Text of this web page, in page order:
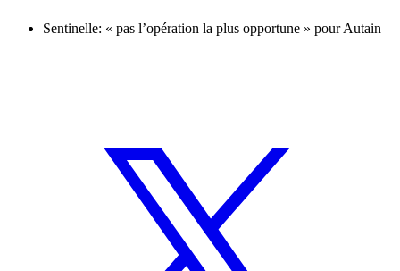
Sentinelle: « pas l’opération la plus opportune » pour Autain